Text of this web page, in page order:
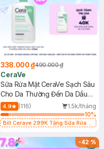
338.000 ₫490.000 ₫
CeraVe
Sữa Rửa Mặt CeraVe Sạch Sâu
Cho Da Thường Đến Da Dầu
473ml
4.9 (116)
1.5k/tháng
10%
Bill Cerave 299K Tặng Sữa Rửa
-42%